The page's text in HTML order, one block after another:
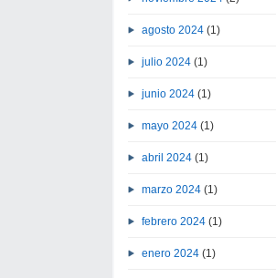
agosto 2024(1)
julio 2024(1)
junio 2024(1)
mayo 2024(1)
abril 2024(1)
marzo 2024(1)
febrero 2024(1)
enero 2024(1)